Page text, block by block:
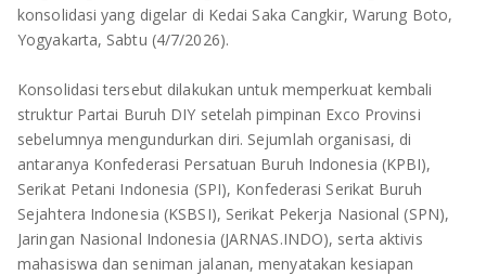
TANGGAMUS
TULANG BAWANG
TULANG BAWANG BARAT
MESUJI
konsolidasi yang digelar di Kedai Saka Cangkir, Warung Boto,
Yogyakarta, Sabtu (4/7/2026).
Konsolidasi tersebut dilakukan untuk memperkuat kembali
struktur Partai Buruh DIY setelah pimpinan Exco Provinsi
sebelumnya mengundurkan diri. Sejumlah organisasi, di
antaranya Konfederasi Persatuan Buruh Indonesia (KPBI),
Serikat Petani Indonesia (SPI), Konfederasi Serikat Buruh
Sejahtera Indonesia (KSBSI), Serikat Pekerja Nasional (SPN),
Jaringan Nasional Indonesia (JARNAS.INDO), serta aktivis
mahasiswa dan seniman jalanan, menyatakan kesiapan